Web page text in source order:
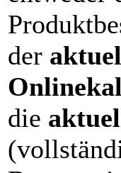
der
die